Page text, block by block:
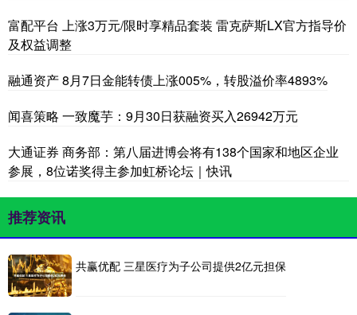
富配平台 上涨3万元/限时享精品套装 雷克萨斯LX官方指导价
及权益调整
融通资产 8月7日金能转债上涨005%，转股溢价率4893%
闻喜策略 一致魔芋：9月30日获融资买入26942万元
大通证券 商务部：第八届进博会将有138个国家和地区企业
参展，8位诺奖得主参加虹桥论坛｜快讯
推荐资讯
共赢优配 三星医疗为子公司提供2亿元担保